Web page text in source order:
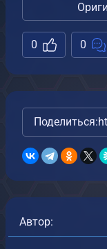
0 0
Поделиться:
Автор: